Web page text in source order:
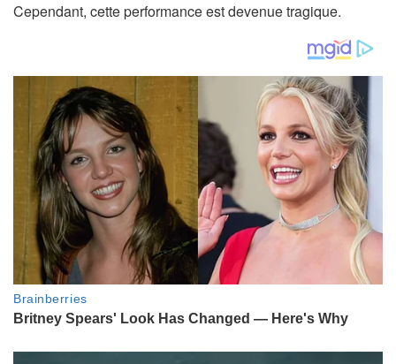
Cependant, cette performance est devenue tragique.